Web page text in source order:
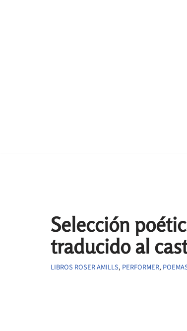
Selección
traducido al
LIBROS ROSER AMILLS, PERFORMER,